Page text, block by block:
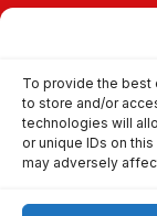
To provide the
to store and/or
technologies will
or unique IDs on
may adversely